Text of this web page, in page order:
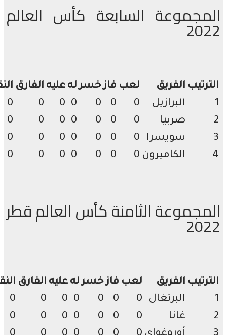
السابعة كأس العالم
الفريق لعبفازخسرلهعليه الفارقالنقاط
البرازيل
0
0
0
0
0
صربيا
0
0
0
0
سويسرا 0
0
0
0
0
الكاميرون0
0
0
0
0
الثامنة كأس العالم قطر
الفريق لعبفازخسرلهعليه الفارقالنقاط
البرتغال 0
0
0
0
0
0
0
0
0